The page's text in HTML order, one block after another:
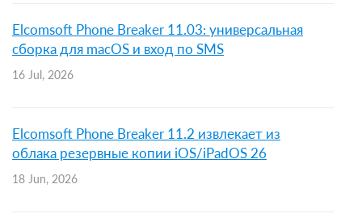
Elcomsoft Phone Breaker 11.03: универсальная
сборка для macOS и вход по SMS
16 Jul, 2026
Elcomsoft Phone Breaker 11.2 извлекает из
облака резервные копии iOS/iPadOS 26
18 Jun, 2026